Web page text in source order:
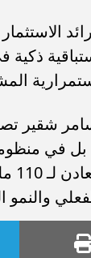
ذكية
شقير
في منظومة
أصبح المُحرِّك
الرياضية في